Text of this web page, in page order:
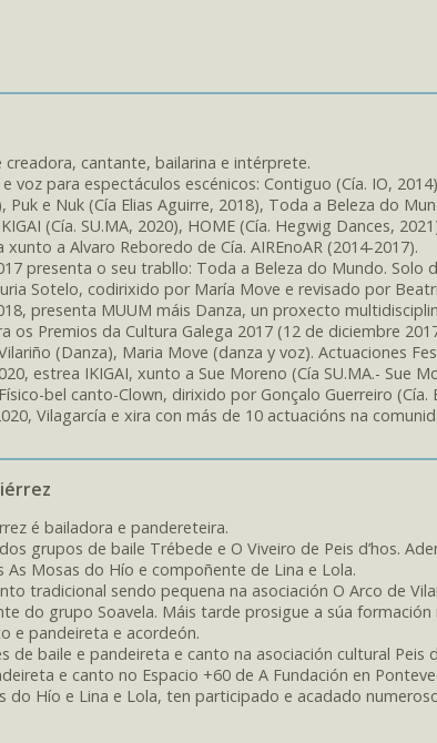
creadora, cantante, bailarina e intérprete.
voz para espectáculos escénicos: Contiguo (Cía. IO,
Puk e Nuk (Cía Elias Aguirre, 2018), Toda a Beleza do
(Cía. SU.MA, 2020), HOME (Cía. Hegwig Dances,
xunto a Alvaro Reboredo de Cía. AIREnoAR (2014-2017).
presenta o seu trabllo: Toda a Beleza do Mundo.
Sotelo, codirixido por María Move e revisado por
presenta MUUM máis Danza, un proxecto
os Premios da Cultura Galega 2017 (12 de diciembre
(Danza), Maria Move (danza y voz). Actuaciones
estrea IKIGAI, xunto a Sue Moreno (Cía SU.MA.- Sue
bel canto-Clown, dirixido por Gonçalo Guerreiro
Vilagarcía e xira con más de 10 actuacións na
é bailadora e pandereteira.
grupos de baile Trébede e O Viveiro de Peis d’hos.
As Mosas do Hío e compoñente de Lina e Lola.
tradicional sendo pequena na asociación O Arco de
do grupo Soavela. Máis tarde prosigue a súa formación
e pandeireta e acordeón.
de baile e pandeireta e canto na asociación cultural Peis
e canto no Espacio +60 de A Fundación en
do Hío e Lina e Lola, ten participado e acadado